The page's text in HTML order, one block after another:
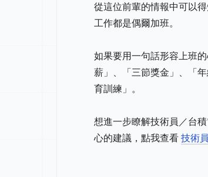
從這位前輩的情報中可以
工作都是偶爾加班。
如果要用一句話形容上班
薪」、「三節獎金」、「
育訓練」。
想進一步瞭解技術員／台
心的建議，點我查看 技術